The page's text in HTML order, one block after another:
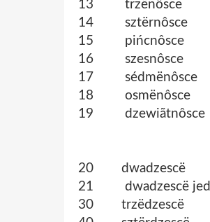
13 trzënôsce
14 sztërnôsce
15 pińcnôsce
16 szesnôsce
17 sédmënôsce
18 osmënôsce
19 dzewiãtnôsce
20 dwadzescë
21 dwadzescë
30 trzëdzescë